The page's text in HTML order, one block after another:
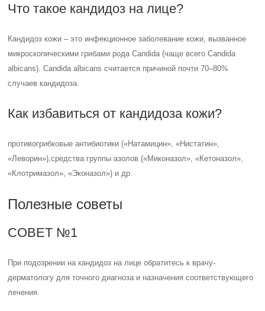
Что такое кандидоз на лице?
Кандидоз кожи – это инфекционное заболевание кожи, вызванное
микроскопическими грибами рода Candida (чаще всего Candida
albicans). Candida albicans считается причиной почти 70–80%
случаев кандидоза.
Как избавиться от кандидоза кожи?
противогрибковые антибиотики («Натамицин», «Нистатин»,
«Леворин»),средства группы азолов («Миконазол», «Кетоназол»,
«Клотримазол», «Эконазол») и др.
Полезные советы
СОВЕТ №1
При подозрении на кандидоз на лице обратитесь к врачу-
дерматологу для точного диагноза и назначения соответствующего
лечения.